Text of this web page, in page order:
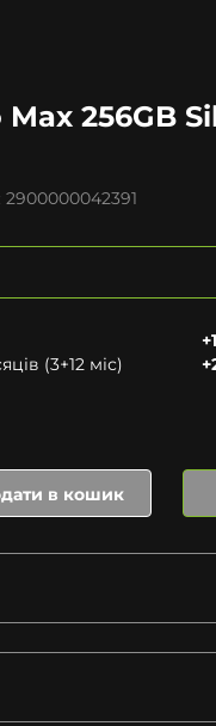
Max 256GB
2900000042391
(3+12 міс)
в кошик